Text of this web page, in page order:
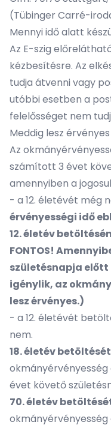
(Tübinger Carré-
Mennyi idő alatt
Az E-szig
kézbesítésre. Az
tudja átvenni vagy
utóbbi esetben a
felelősséget nem
Meddig lesz
Az
számított 3 évet
amennyiben a
- a 12. életévét még
érvényességi idő
12. életév
FONTOS!
születésnapja előtt
igénylik, az
lesz érvényes.)
- a 12. életévét
nem.
18. életév
okmányérvényesség
évet követő
70. életév
okmányérvényesség